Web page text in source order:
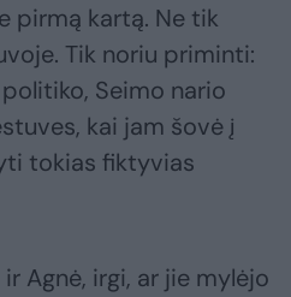
pirmą kartą. Ne tik
Tik noriu priminti:
Seimo nario
kai jam šovė į
tokias fiktyvias
Agnė, irgi, ar jie mylėjo